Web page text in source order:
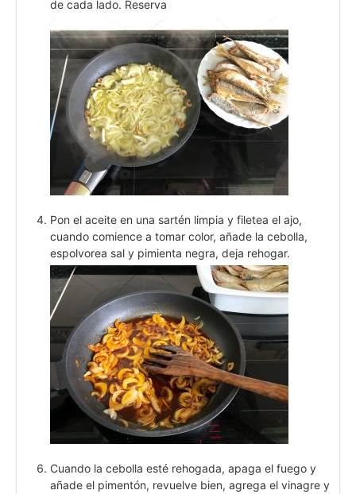
de cada lado. Reserva
Pon el aceite en una sartén limpia y filetea el ajo,
cuando comience a tomar color, añade la cebolla,
espolvorea sal y pimienta negra, deja rehogar.
Cuando la cebolla esté rehogada, apaga el fuego y
añade el pimentón, revuelve bien, agrega el vinagre y